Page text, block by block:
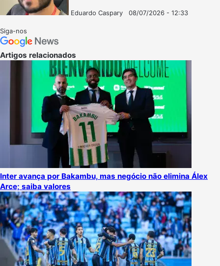
Eduardo Caspary
08/07/2026 - 12:33
Siga-nos
Artigos relacionados
Inter avança por Bakambu, mas negócio não elimina Álex
Arce; saiba valores